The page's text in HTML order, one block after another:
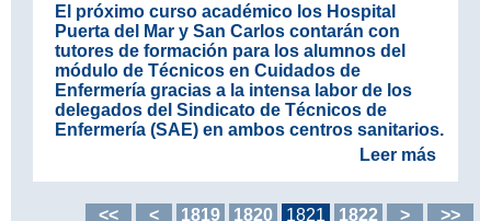
El próximo curso académico los Hospital
Puerta del Mar y San Carlos contarán con
tutores de formación para los alumnos del
módulo de Técnicos en Cuidados de
Enfermería gracias a la intensa labor de los
delegados del Sindicato de Técnicos de
Enfermería (SAE) en ambos centros sanitarios.
Leer más
<< < 1819 1820 1821 1822 > >>